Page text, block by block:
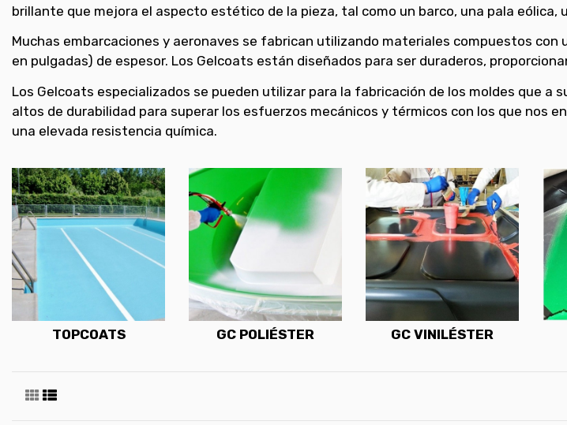
brillante que mejora el aspecto estético de la pieza, tal como un barco, una pala eólica,
Muchas embarcaciones y aeronaves se fabrican utilizando materiales compuestos
en pulgadas) de espesor. Los Gelcoats están diseñados para ser duraderos,
Los Gelcoats especializados se pueden utilizar para la fabricación de los moldes que
altos de durabilidad para superar los esfuerzos mecánicos y térmicos con los que nos
una elevada resistencia química.
TOPCOATS GC POLIÉSTER GC VINILÉSTER